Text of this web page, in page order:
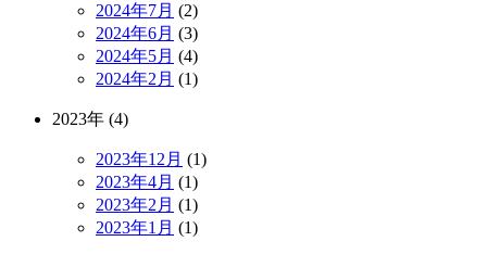
2024年7月 (2)
2024年6月 (3)
2024年5月 (4)
2024年2月 (1)
2023年 (4)
2023年12月 (1)
2023年4月 (1)
2023年2月 (1)
2023年1月 (1)